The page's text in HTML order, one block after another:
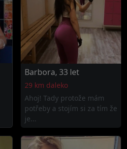
Barbora, 33 let
29 km daleko
Ahoj! Tady protože mám
potřeby a stojím si za tím že
je...